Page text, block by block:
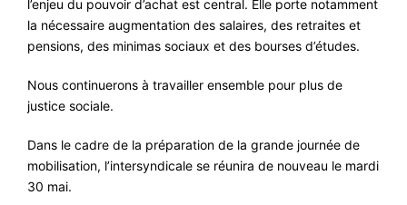
l’enjeu du pouvoir d’achat est central. Elle porte notamment
la nécessaire augmentation des salaires, des retraites et
pensions, des minimas sociaux et des bourses d’études.
Nous continuerons à travailler ensemble pour plus de
justice sociale.
Dans le cadre de la préparation de la grande journée de
mobilisation, l’intersyndicale se réunira de nouveau le mardi
30 mai.